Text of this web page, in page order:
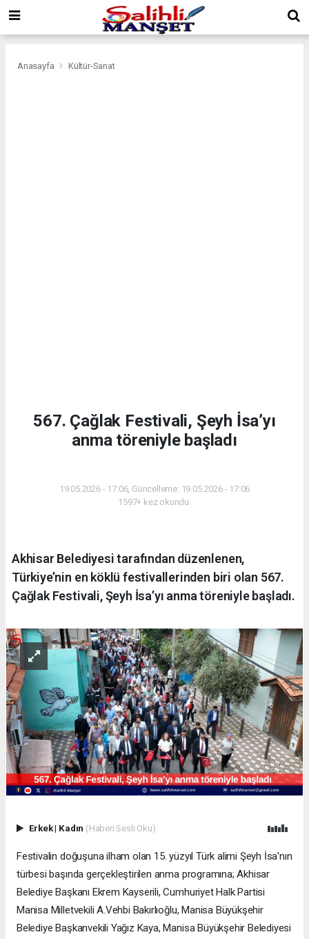
Anasayfa Kültür-Sanat
567. Çağlak Festivali, Şeyh İsa’yı
anma töreniyle başladı
19.05.2026 - 17:06, Güncelleme: 19.05.2026 - 17:06
1597+ kez okundu.
Akhisar Belediyesi tarafından düzenlenen,
Türkiye’nin en köklü festivallerinden biri olan 567.
Çağlak Festivali, Şeyh İsa’yı anma töreniyle başladı.
Erkek| Kadın (Haberi Sesli Oku)
Festivalin doğuşuna ilham olan 15. yüzyıl Türk alimi Şeyh İsa'nın
türbesi başında gerçekleştirilen anma programına; Akhisar
Belediye Başkanı Ekrem Kayserili, Cumhuriyet Halk Partisi
Manisa Milletvekili A.Vehbi Bakırlıoğlu, Manisa Büyükşehir
Belediye Başkanvekili Yağız Kaya, Manisa Büyükşehir Belediyesi